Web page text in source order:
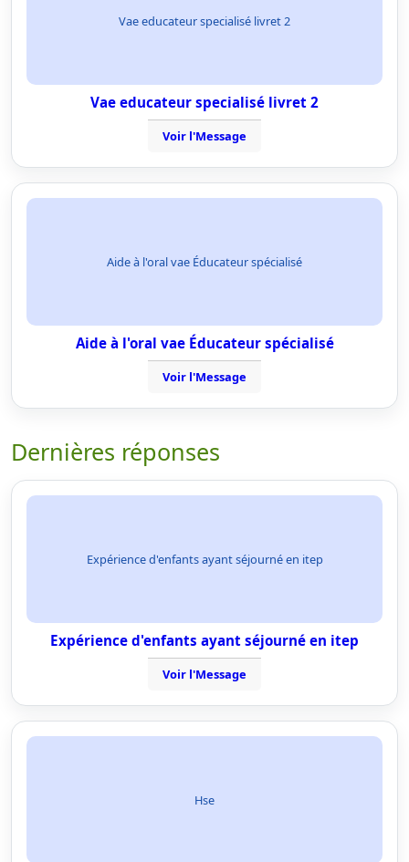
Vae educateur specialisé livret 2
Vae educateur specialisé livret 2
Voir l'Message
Aide à l'oral vae Éducateur spécialisé
Aide à l'oral vae Éducateur spécialisé
Voir l'Message
Dernières réponses
Expérience d'enfants ayant séjourné en itep
Expérience d'enfants ayant séjourné en itep
Voir l'Message
Hse